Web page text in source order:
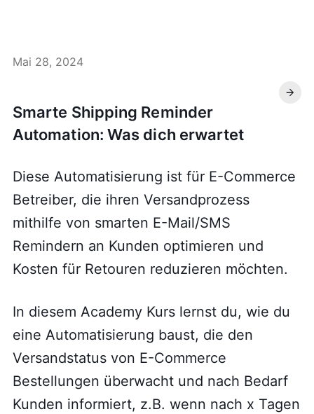
Mai 28, 2024
Smarte Shipping Reminder
Automation: Was dich erwartet
Diese Automatisierung ist für E-Commerce
Betreiber, die ihren Versandprozess
mithilfe von smarten E-Mail/SMS
Remindern an Kunden optimieren und
Kosten für Retouren reduzieren möchten.
In diesem Academy Kurs lernst du, wie du
eine Automatisierung baust, die den
Versandstatus von E-Commerce
Bestellungen überwacht und nach Bedarf
Kunden informiert, z.B. wenn nach x Tagen